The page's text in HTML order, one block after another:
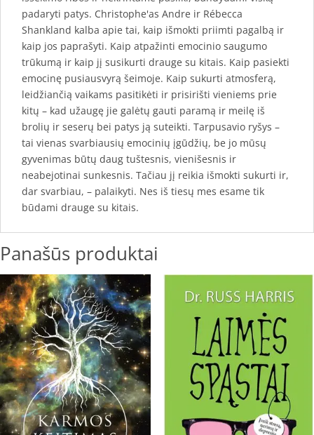
padaryti patys. Christophe'as Andre ir Rébecca
Shankland kalba apie tai, kaip išmokti priimti pagalbą ir
kaip jos paprašyti. Kaip atpažinti emocinio saugumo
trūkumą ir kaip jį susikurti drauge su kitais. Kaip pasiekti
emocinę pusiausvyrą šeimoje. Kaip sukurti atmosferą,
leidžiančią vaikams pasitikėti ir prisirišti vieniems prie
kitų – kad užaugę jie galėtų gauti paramą ir meilę iš
brolių ir seserų bei patys ją suteikti. Tarpusavio ryšys –
tai vienas svarbiausių emocinių įgūdžių, be jo mūsų
gyvenimas būtų daug tuštesnis, vienišesnis ir
neabejotinai sunkesnis. Tačiau jį reikia išmokti sukurti ir,
dar svarbiau, – palaikyti. Nes iš tiesų mes esame tik
būdami drauge su kitais.
Panašūs produktai